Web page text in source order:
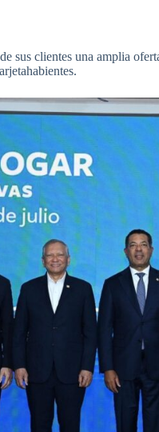
sus clientes una amplia